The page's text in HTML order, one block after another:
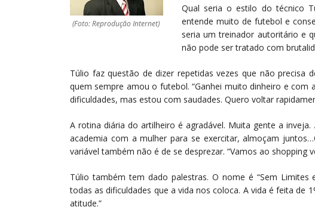
(Foto: Reprodução Internet)
Qual seria o estilo do técnico
entende muito de futebol e
seria um treinador autoritário e
não pode ser tratado com
Túlio faz questão de dizer repetidas vezes que não precisa
quem sempre amou o futebol. “Ganhei muito dinheiro e com
dificuldades, mas estou com saudades. Quero voltar
A rotina diária do artilheiro é agradável. Muita gente a
academia com a mulher para se exercitar, almoçam
variável também não é de se desprezar. “Vamos ao shopping
Túlio também tem dado palestras. O nome é “Sem Limites
todas as dificuldades que a vida nos coloca. A vida é feita de
atitude.”